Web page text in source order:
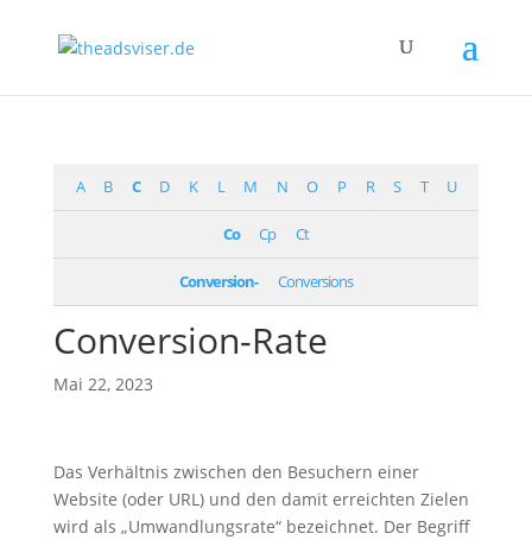
A B C D K L M N O P R S T U
Co Cp Ct
Conversion- Conversions
Conversion-Rate
Mai 22, 2023
Das Verhältnis zwischen den Besuchern einer
Website (oder URL) und den damit erreichten Zielen
wird als „Umwandlungsrate“ bezeichnet. Der Begriff